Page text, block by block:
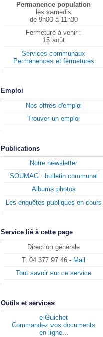
Permanence population
les samedis
de 9h00 à 11h30
Fermeture à venir :
15 août
Services communaux
Permanences et fermetures
Emploi
Nos offres d'emploi
Trouver un emploi
Publications
Notre newsletter
SOUMAG : bulletin communal
Albums photos
Les enquêtes publiques en cours
Service lié à cette page
Direction générale
T. 04 377 97 46 - Mail
Tout savoir sur ce service
Outils et services
e-Guichet
Commandez vos documents
en ligne...